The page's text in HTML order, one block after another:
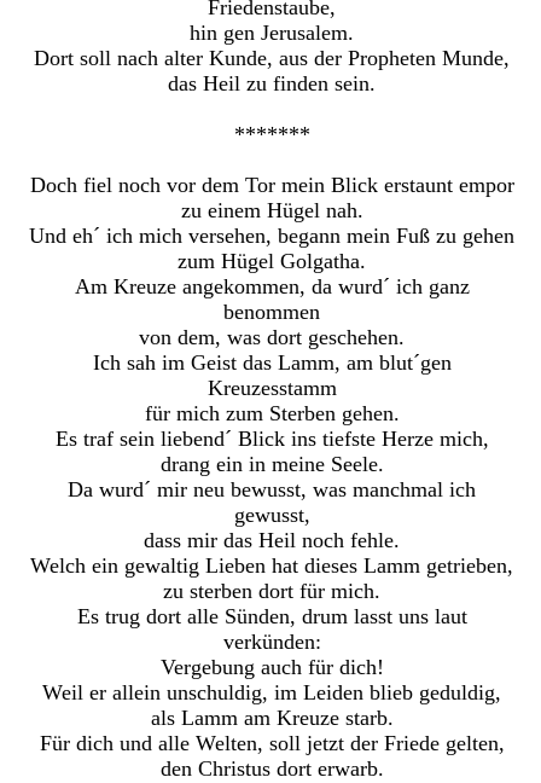
Friedenstaube,
hin gen Jerusalem.
Dort soll nach alter Kunde, aus der Propheten Munde,
das Heil zu finden sein.
*******
Doch fiel noch vor dem Tor mein Blick erstaunt empor
zu einem Hügel nah.
Und eh´ ich mich versehen, begann mein Fuß zu gehen
zum Hügel Golgatha.
Am Kreuze angekommen, da wurd´ ich ganz
benommen
von dem, was dort geschehen.
Ich sah im Geist das Lamm, am blut´gen
Kreuzesstamm
für mich zum Sterben gehen.
Es traf sein liebend´ Blick ins tiefste Herze mich,
drang ein in meine Seele.
Da wurd´ mir neu bewusst, was manchmal ich
gewusst,
dass mir das Heil noch fehle.
Welch ein gewaltig Lieben hat dieses Lamm getrieben,
zu sterben dort für mich.
Es trug dort alle Sünden, drum lasst uns laut
verkünden:
Vergebung auch für dich!
Weil er allein unschuldig, im Leiden blieb geduldig,
als Lamm am Kreuze starb.
Für dich und alle Welten, soll jetzt der Friede gelten,
den Christus dort erwarb.